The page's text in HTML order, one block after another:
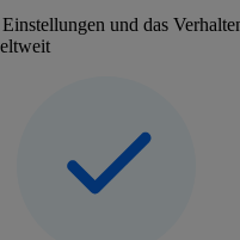
und das